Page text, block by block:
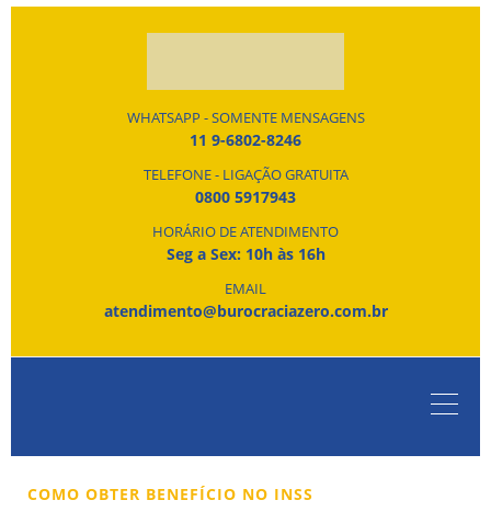
WHATSAPP - SOMENTE MENSAGENS
11 9-6802-8246
TELEFONE - LIGAÇÃO GRATUITA
0800 5917943
HORÁRIO DE ATENDIMENTO
Seg a Sex: 10h às 16h
EMAIL
atendimento@burocraciazero.com.br
COMO OBTER BENEFÍCIO NO INSS